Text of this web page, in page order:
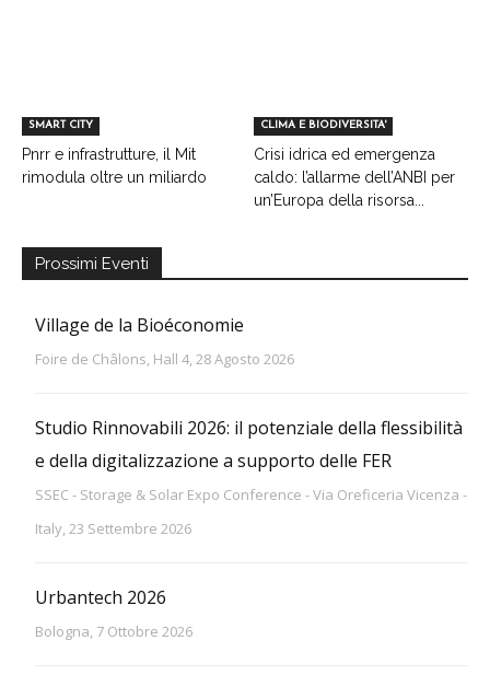
SMART CITY
Pnrr e infrastrutture, il Mit
rimodula oltre un miliardo
CLIMA E BIODIVERSITA'
Crisi idrica ed emergenza
caldo: l’allarme dell’ANBI per
un’Europa della risorsa...
Prossimi Eventi
Village de la Bioéconomie
Foire de Châlons, Hall 4, 28 Agosto 2026
Studio Rinnovabili 2026: il potenziale della flessibilità
e della digitalizzazione a supporto delle FER
SSEC - Storage & Solar Expo Conference - Via Oreficeria Vicenza -
Italy, 23 Settembre 2026
Urbantech 2026
Bologna, 7 Ottobre 2026